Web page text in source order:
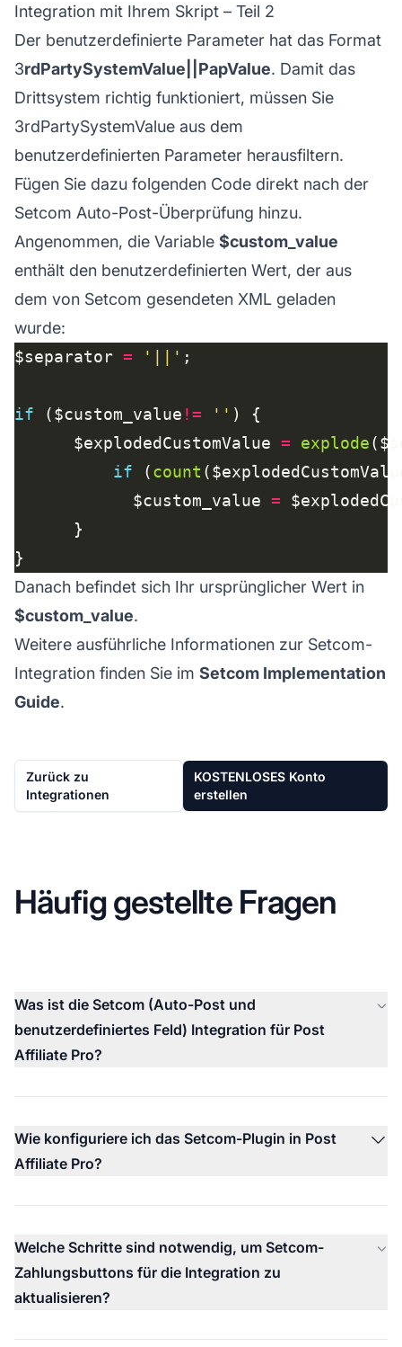
Integration mit Ihrem Skript – Teil 2
Der benutzerdefinierte Parameter hat das Format
3rdPartySystemValue||PapValue. Damit das
Drittsystem richtig funktioniert, müssen Sie
3rdPartySystemValue aus dem
benutzerdefinierten Parameter herausfiltern.
Fügen Sie dazu folgenden Code direkt nach der
Setcom Auto-Post-Überprüfung hinzu.
Angenommen, die Variable $custom_value
enthält den benutzerdefinierten Wert, der aus
dem von Setcom gesendeten XML geladen
wurde:
$separator = '||'
if ($custom_value != ''
      $explodedCustomValue
= explode
if (count
            $custom_value
=
Danach befindet sich Ihr ursprünglicher Wert in
$custom_value.
Weitere ausführliche Informationen zur Setcom-
Integration finden Sie im Setcom Implementation
Guide.
Zurück zu
Integrationen
KOSTENLOSES Konto
erstellen
Häufig gestellte Fragen
Was ist die Setcom (Auto-Post und
benutzerdefiniertes Feld) Integration für Post
Affiliate Pro?
Wie konfiguriere ich das Setcom-Plugin in Post
Affiliate Pro?
Welche Schritte sind notwendig, um Setcom-
Zahlungsbuttons für die Integration zu
aktualisieren?